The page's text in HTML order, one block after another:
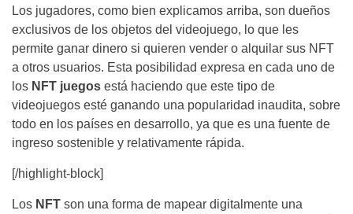
Los jugadores, como bien explicamos arriba, son dueños
exclusivos de los objetos del videojuego, lo que les
permite ganar dinero si quieren vender o alquilar sus NFT
a otros usuarios. Esta posibilidad expresa en cada uno de
los NFT juegos está haciendo que este tipo de
videojuegos esté ganando una popularidad inaudita, sobre
todo en los países en desarrollo, ya que es una fuente de
ingreso sostenible y relativamente rápida.
[/highlight-block]
Los NFT son una forma de mapear digitalmente una